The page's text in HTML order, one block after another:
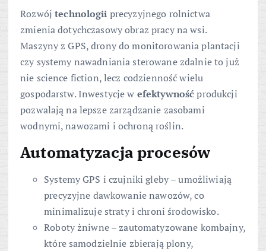
Rozwójtechnologii precyzyjnego rolnictwa
zmienia dotychczasowy obraz pracy na wsi.
Maszyny z GPS, drony do monitorowania plantacji
czy systemy nawadniania sterowane zdalnie to już
nie science fiction, lecz codzienność wielu
gospodarstw. Inwestycje w efektywność produkcji
pozwalają na lepsze zarządzanie zasobami
wodnymi, nawozami i ochroną roślin.
Automatyzacja procesów
Systemy GPS i czujniki gleby – umożliwiają
precyzyjne dawkowanie nawozów, co
minimalizuje straty i chroni środowisko.
Roboty żniwne – zautomatyzowane kombajny,
które samodzielnie zbierają plony,